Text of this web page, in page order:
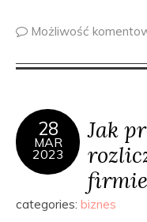
Możliwość
28
MAR
2023
Jak
categories: biznes